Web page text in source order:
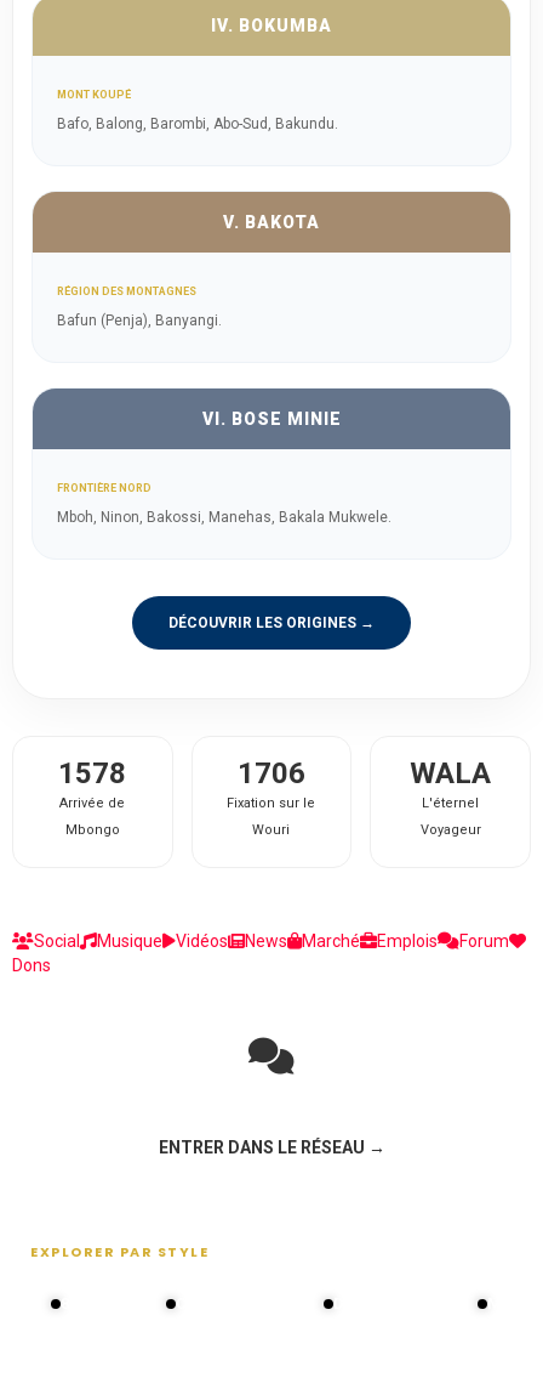
IV. BOKUMBA
MONT KOUPÉ
Bafo, Balong, Barombi, Abo-Sud, Bakundu.
V. BAKOTA
RÉGION DES MONTAGNES
Bafun (Penja), Banyangi.
VI. BOSE MINIE
FRONTIÈRE NORD
Mboh, Ninon, Bakossi, Manehas, Bakala Mukwele.
DÉCOUVRIR LES ORIGINES →
1578
Arrivée de
Mbongo
1706
Fixation sur le
Wouri
WALA
L'éternel
Voyageur
Social Musique Vidéos News Marché Emplois
Forum
Dons
ENTRER DANS LE RÉSEAU →
EXPLORER PAR STYLE